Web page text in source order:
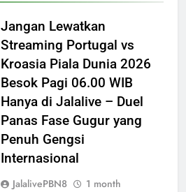
Jangan Lewatkan
Streaming Portugal vs
Kroasia Piala Dunia 2026
Besok Pagi 06.00 WIB
Hanya di Jalalive – Duel
Panas Fase Gugur yang
Penuh Gengsi
Internasional
JalalivePBN8
1 month